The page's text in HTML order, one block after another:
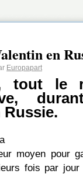
en
Europapart
tout le
Russie.
moyen pour
fois par